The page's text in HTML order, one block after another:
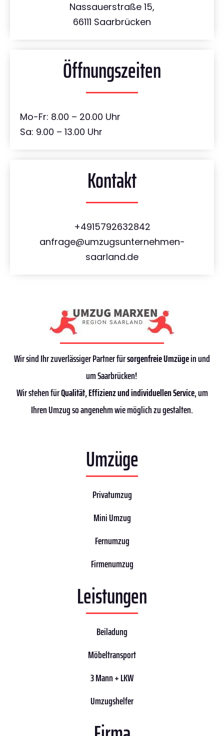
Nassauerstraße 15,
66111 Saarbrücken
Öffnungszeiten
Mo-Fr: 8.00 – 20.00 Uhr
Sa: 9.00 – 13.00 Uhr
Kontakt
+4915792632842
anfrage@umzugsunternehmen-
saarland.de
Wir sind Ihr zuverlässiger Partner fürsorgenfreie Umzügein und
um Saarbrücken!
Wir stehen fürQualität,Effizienzund individuellen Service, um
Ihren Umzug so angenehm wie möglich zu gestalten.
Umzüge
Privatumzug
Mini Umzug
Fernumzug
Firmenumzug
Leistungen
Beiladung
Möbeltransport
3 Mann + LKW
Umzugshelfer